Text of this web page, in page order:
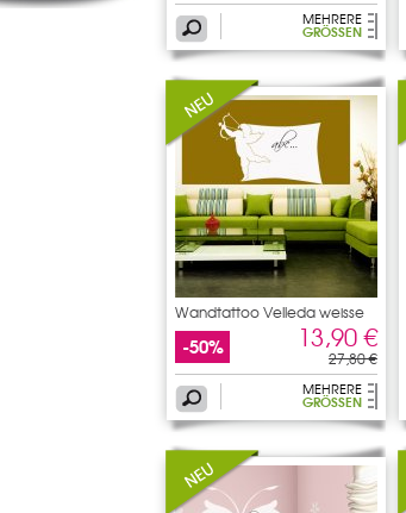
MEHRERE
GRÖSSEN
Wandtattoo Velleda weisse
-50% 13,90 €
27,80 €
MEHRERE
GRÖSSEN